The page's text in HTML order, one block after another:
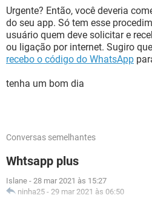
Urgente? Então, você deveria
do seu app. Só tem esse
usuário quem deve solicitar e
ou ligação por internet. Sugiro
recebo o código do WhatsApp
tenha um bom dia
Conversas semelhantes
Whtsapp plus
Islane - 28 mar 2021 às 15:27
ninha25 - 29 mar 2021 às 06:50